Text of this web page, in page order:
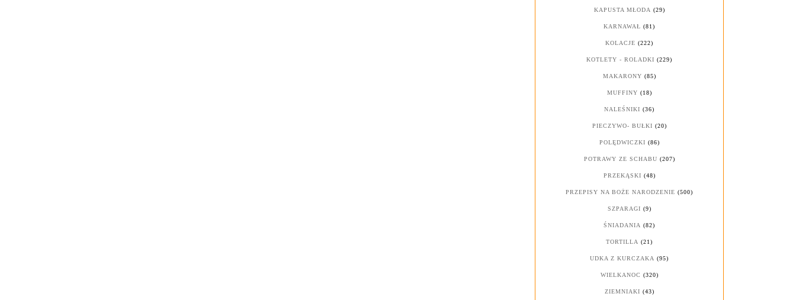
KAPUSTA MŁODA (29)
KARNAWAŁ (81)
KOLACJE (222)
KOTLETY - ROLADKI (229)
MAKARONY (85)
MUFFINY (18)
NALEŚNIKI (36)
PIECZYWO- BUŁKI (20)
POLĘDWICZKI (86)
POTRAWY ZE SCHABU (207)
PRZEKĄSKI (48)
PRZEPISY NA BOŻE NARODZENIE (500)
SZPARAGI (9)
ŚNIADANIA (82)
TORTILLA (21)
UDKA Z KURCZAKA (95)
WIELKANOC (320)
ZIEMNIAKI (43)